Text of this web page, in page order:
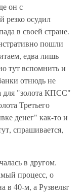
он с
резко осудил
в своей стране.
пошли
едва лишь
тут вспомнить и
отнюдь не
для "золота КПСС"
Третьего
денег" как-то и
спрашивается,
в другом.
процесс, о
в 40-м, а Рузвельт